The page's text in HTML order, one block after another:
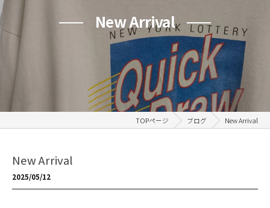
New Arrival
TOPページ ブログ New Arrival
New Arrival
2025/05/12